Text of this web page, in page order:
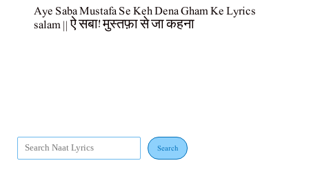
Aye Saba Mustafa Se Keh Dena Gham Ke Lyrics
salam || ऐ सबा! मुस्तफ़ा से जा कहना
Search